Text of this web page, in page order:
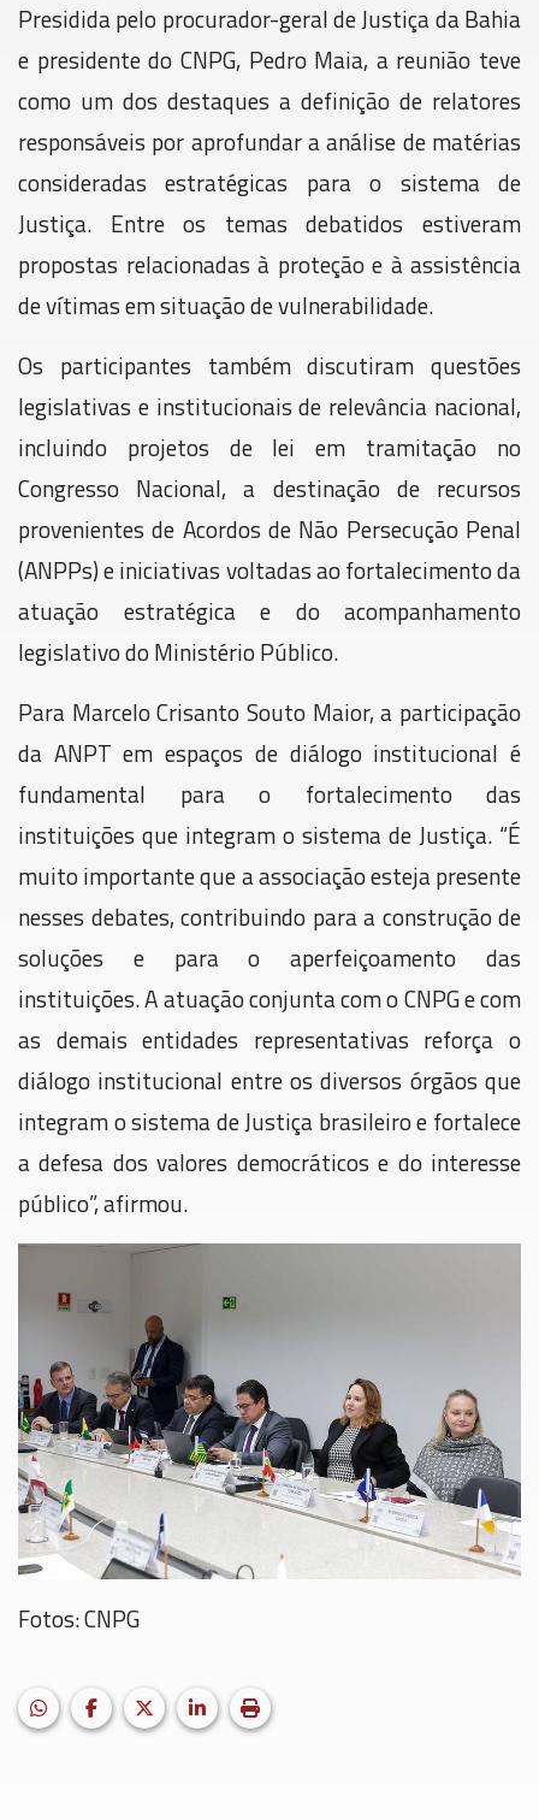
Presidida pelo procurador-geral de Justiça da Bahia
e presidente do CNPG, Pedro Maia, a reunião teve
como um dos destaques a definição de relatores
responsáveis por aprofundar a análise de matérias
consideradas estratégicas para o sistema de
Justiça. Entre os temas debatidos estiveram
propostas relacionadas à proteção e à assistência
de vítimas em situação de vulnerabilidade.
Os participantes também discutiram questões
legislativas e institucionais de relevância nacional,
incluindo projetos de lei em tramitação no
Congresso Nacional, a destinação de recursos
provenientes de Acordos de Não Persecução Penal
(ANPPs) e iniciativas voltadas ao fortalecimento da
atuação estratégica e do acompanhamento
legislativo do Ministério Público.
Para Marcelo Crisanto Souto Maior, a participação
da ANPT em espaços de diálogo institucional é
fundamental para o fortalecimento das
instituições que integram o sistema de Justiça. “É
muito importante que a associação esteja presente
nesses debates, contribuindo para a construção de
soluções e para o aperfeiçoamento das
instituições. A atuação conjunta com o CNPG e com
as demais entidades representativas reforça o
diálogo institucional entre os diversos órgãos que
integram o sistema de Justiça brasileiro e fortalece
a defesa dos valores democráticos e do interesse
público”, afirmou.
Fotos: CNPG
Facebook LinkedIn
X (formerly Twitter)
HELIX_ULTIMATE_SHARE_WHATSAPP
Imprimir matéria